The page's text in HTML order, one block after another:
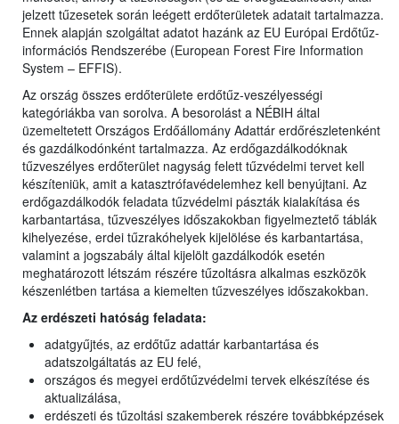
jelzett tűzesetek során leégett erdőterületek adatait tartalmazza.
Ennek alapján szolgáltat adatot hazánk az EU Európai Erdőtűz-
információs Rendszerébe (European Forest Fire Information
System – EFFIS).
Az ország összes erdőterülete erdőtűz-veszélyességi
kategóriákba van sorolva. A besorolást a NÉBIH által
üzemeltetett Országos Erdőállomány Adattár erdőrészletenként
és gazdálkodónként tartalmazza. Az erdőgazdálkodóknak
tűzveszélyes erdőterület nagyság felett tűzvédelmi tervet kell
készíteniük, amit a katasztrófavédelemhez kell benyújtani. Az
erdőgazdálkodók feladata tűzvédelmi pászták kialakítása és
karbantartása, tűzveszélyes időszakokban figyelmeztető táblák
kihelyezése, erdei tűzrakóhelyek kijelölése és karbantartása,
valamint a jogszabály által kijelölt gazdálkodók esetén
meghatározott létszám részére tűzoltásra alkalmas eszközök
készenlétben tartása a kiemelten tűzveszélyes időszakokban.
Az erdészeti hatóság feladata:
adatgyűjtés, az erdőtűz adattár karbantartása és
adatszolgáltatás az EU felé,
országos és megyei erdőtűzvédelmi tervek elkészítése és
aktualizálása,
erdészeti és tűzoltási szakemberek részére továbbképzések